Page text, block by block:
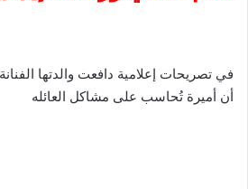
في تصريحات إعلامية دافعت والدتها
أن أميرة تُحاسب على مشاكل العائله